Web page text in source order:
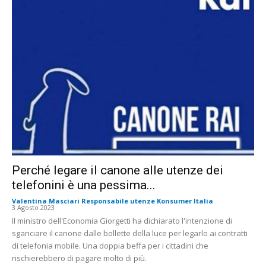
Perché legare il canone alle utenze dei
telefonini è una pessima...
Valentina Masciari Responsabile utenze Konsumer Italia -
3 Agosto 2023
Il ministro dell'Economia Giorgetti ha dichiarato l'intenzione di
sganciare il canone dalle bollette della luce per legarlo ai contratti
di telefonia mobile. Una doppia beffa per i cittadini che
rischierebbero di pagare molto di più.